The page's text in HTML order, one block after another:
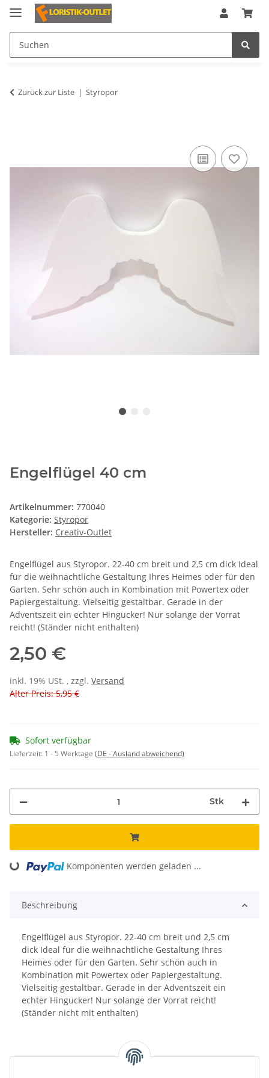
Zurück zur Liste Styropor
Engelflügel 40 cm
Artikelnummer: 770040
Kategorie: Styropor
Hersteller: Creativ-Outlet
Engelflügel aus Styropor. 22-40 cm breit und 2,5 cm dick Ideal
für die weihnachtliche Gestaltung Ihres Heimes oder für den
Garten. Sehr schön auch in Kombination mit Powertex oder
Papiergestaltung. Vielseitig gestaltbar. Gerade in der
Adventszeit ein echter Hingucker! Nur solange der Vorrat
reicht! (Ständer nicht enthalten)
2,50 €
inkl. 19% USt. , zzgl. Versand
Alter Preis: 5,95 €
Sofort verfügbar
Lieferzeit: 1 - 5 Werktage (DE - Ausland abweichend)
Stk
Loading... Komponenten werden geladen ...
Beschreibung
Engelflügel aus Styropor. 22-40 cm breit und 2,5 cm
dick Ideal für die weihnachtliche Gestaltung Ihres
Heimes oder für den Garten. Sehr schön auch in
Kombination mit Powertex oder Papiergestaltung.
Vielseitig gestaltbar. Gerade in der Adventszeit ein
echter Hingucker! Nur solange der Vorrat reicht!
(Ständer nicht mit enthalten)